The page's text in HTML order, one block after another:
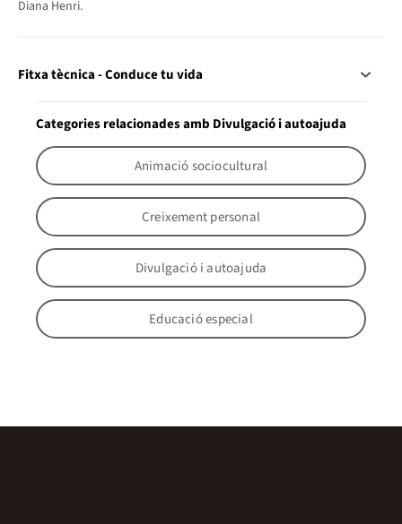
Diana Henri.
Fitxa tècnica - Conduce tu vida
Categories relacionades amb Divulgació i autoajuda
Animació sociocultural
Creixement personal
Divulgació i autoajuda
Educació especial